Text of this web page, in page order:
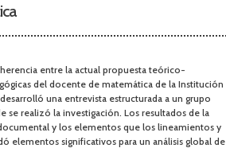
entre la actual propuesta teórico-
del docente de matemática de la Institución
una entrevista estructurada a un grupo
se realizó la investigación. Los resultados de la
y los elementos que los lineamientos y
elementos significativos para un análisis global de